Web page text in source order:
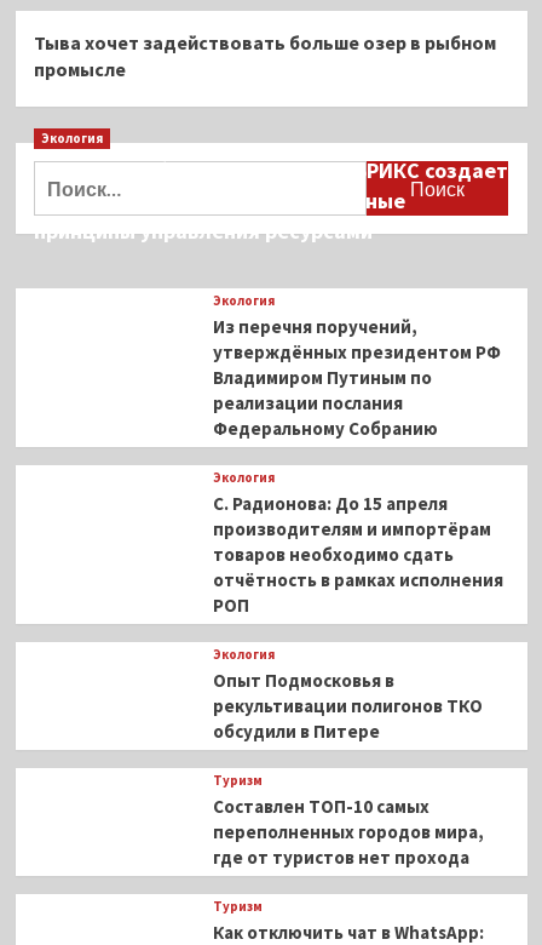
Тыва хочет задействовать больше озер в рыбном
промысле
Экология
Дмитрий Кобылкин: площадка БРИКС создает
возможность сформировать единые
принципы управления ресурсами
Экология
Из перечня поручений,
утверждённых президентом РФ
Владимиром Путиным по
реализации послания
Федеральному Собранию
Экология
С. Радионова: До 15 апреля
производителям и импортёрам
товаров необходимо сдать
отчётность в рамках исполнения
РОП
Экология
Опыт Подмосковья в
рекультивации полигонов ТКО
обсудили в Питере
Туризм
Составлен ТОП-10 самых
переполненных городов мира,
где от туристов нет прохода
Туризм
Как отключить чат в WhatsApp: